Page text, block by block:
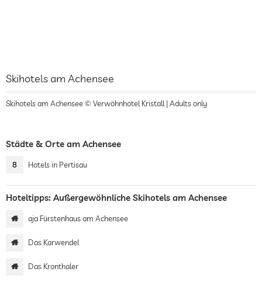
Skihotels am Achensee
Skihotels am Achensee © Verwöhnhotel Kristall | Adults only
Städte & Orte am Achensee
8 Hotels in Pertisau
Hoteltipps: Außergewöhnliche Skihotels am Achensee
aja Fürstenhaus am Achensee
Das Karwendel
Das Kronthaler